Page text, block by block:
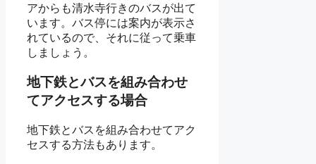
アからも清水寺行きのバスが出て
います。バス停には案内が表示さ
れているので、それに従って乗車
しましょう。
地下鉄とバスを組み合わせ
てアクセスする場合
地下鉄とバスを組み合わせてアク
セスする方法もあります。